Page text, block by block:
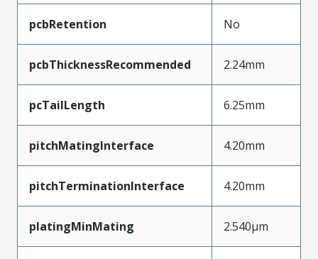
pcbRetention No
pcbThicknessRecommended 2.24mm
pcTailLength 6.25mm
pitchMatingInterface 4.20mm
pitchTerminationInterface 4.20mm
platingMinMating 2.540µm